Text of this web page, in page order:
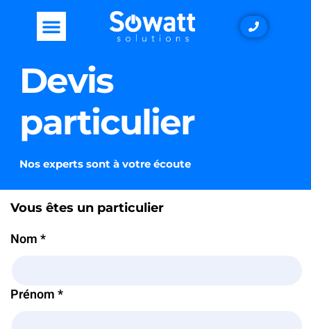
Devis
particulier
Nos experts sont à votre écoute
Vous êtes un particulier
Nom *
Prénom *